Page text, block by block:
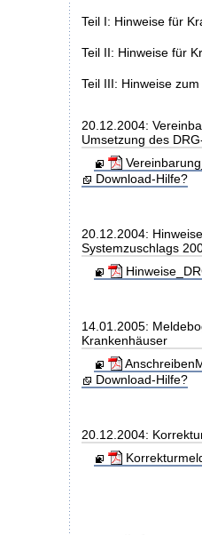
Teil I: Hinweise für
Teil II: Hinweise für
Teil III: Hinweise
20.12.2004:
Umsetzung des
Download-Hilfe?
20.12.2004:
Systemzuschlags
14.01.2005:
Krankenhäuser
Download-Hilfe?
20.12.2004: